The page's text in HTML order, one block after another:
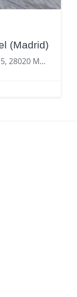
(Madrid)
Calle De Francisco Medrano 5, 28020 Madrid, provincia de Madrid, España